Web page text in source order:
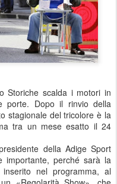
Storiche scalda i motori in
porte. Dopo il rinvio della
stagionale del tricolore è la
tra un mese esatto il 24
della Adige Sport
importante, perché sarà la
nel programma, al